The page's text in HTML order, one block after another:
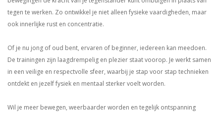
tegen te werken. Zo ontwikkel je niet alleen fysieke vaardigheden, maar
ook innerlijke rust en concentratie.
Of je nu jong of oud bent, ervaren of beginner, iedereen kan meedoen.
De trainingen zijn laagdrempelig en plezier staat voorop. Je werkt samen
in een veilige en respectvolle sfeer, waarbij je stap voor stap technieken
ontdekt en jezelf fysiek en mentaal sterker voelt worden.
Wil je meer bewegen, weerbaarder worden en tegelijk ontspanning